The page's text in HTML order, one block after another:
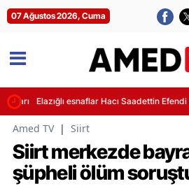
07 Ağustos 2026, Cuma
yarı finale ulaştı
Elazığlı esnaflar Hacı Saadettin Efendi
Amed TV | Siirt
Siirt merkezde
şüpheli ölüm